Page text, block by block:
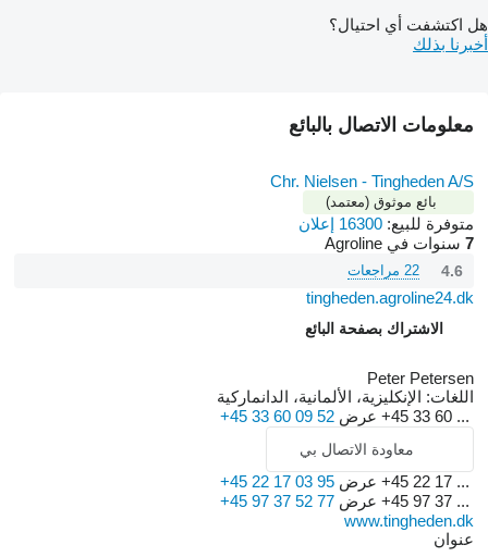
هل اكتشفت أي احتيال؟
أخبرنا بذلك
معلومات الاتصال بالبائع
Chr. Nielsen - Tingheden A/S
بائع موثوق (معتمد)
متوفرة للبيع: 16300 إعلان
7 سنوات في Agroline
4.6 22 مراجعات
tingheden.agroline24.dk
الاشتراك بصفحة البائع
Peter Petersen
اللغات: الإنكليزية، الألمانية، الدانماركية
+45 33 60 ... عرض +45 33 60 09 52
معاودة الاتصال بي
+45 22 17 ... عرض +45 22 17 03 95
+45 97 37 ... عرض +45 97 37 52 77
www.tingheden.dk
عنوان